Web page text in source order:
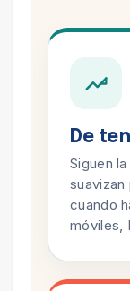
De
Siguen
suavizan
cuando
móviles,